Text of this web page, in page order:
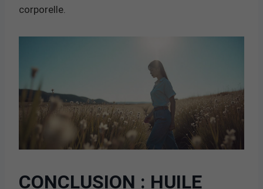
corporelle.
CONCLUSION : HUILE